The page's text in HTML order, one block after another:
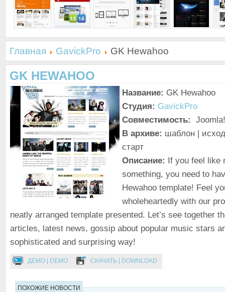
Главная GavickPro GK Hewahoo
GK HEWAHOO
Название: GK Hewahoo
Студия: GavickPro
Совместимость:
В архиве: шаблон |
старт
Описание: If you feel like
something, you need to
Hewahoo template! Feel
wholeheartedly with our
neatly arranged template presented. Let’s see together
articles, latest news, gossip about popular music stars
sophisticated and surprising way!
ДЕМО | DEMO СКАЧАТЬ | DOWNLOAD
ПОХОЖИЕ НОВОСТИ